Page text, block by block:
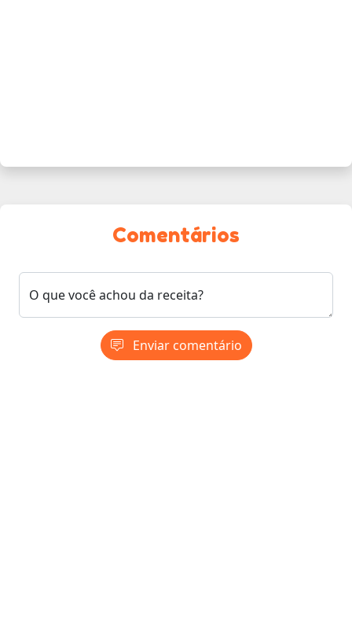
Comentários
O que você achou da receita?
Enviar comentário